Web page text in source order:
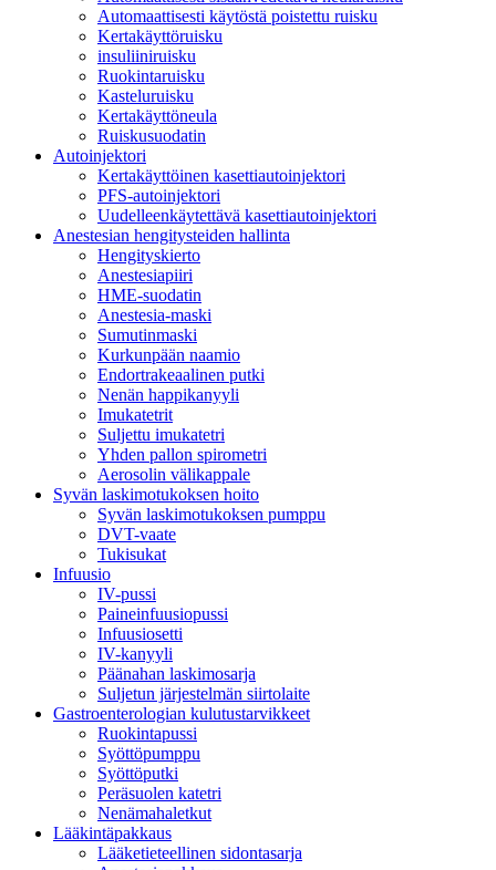
Automaattisesti käytöstä poistettu ruisku
Kertakäyttöruisku
insuliiniruisku
Ruokintaruisku
Kasteluruisku
Kertakäyttöneula
Ruiskusuodatin
Autoinjektori
Kertakäyttöinen kasettiautoinjektori
PFS-autoinjektori
Uudelleenkäytettävä kasettiautoinjektori
Anestesian hengitysteiden hallinta
Hengityskierto
Anestesiapiiri
HME-suodatin
Anestesia-maski
Sumutinmaski
Kurkunpään naamio
Endortrakeaalinen putki
Nenän happikanyyli
Imukatetrit
Suljettu imukatetri
Yhden pallon spirometri
Aerosolin välikappale
Syvän laskimotukoksen hoito
Syvän laskimotukoksen pumppu
DVT-vaate
Tukisukat
Infuusio
IV-pussi
Paineinfuusiopussi
Infuusiosetti
IV-kanyyli
Päänahan laskimosarja
Suljetun järjestelmän siirtolaite
Gastroenterologian kulutustarvikkeet
Ruokintapussi
Syöttöpumppu
Syöttöputki
Peräsuolen katetri
Nenämahaletkut
Lääkintäpakkaus
Lääketieteellinen sidontasarja